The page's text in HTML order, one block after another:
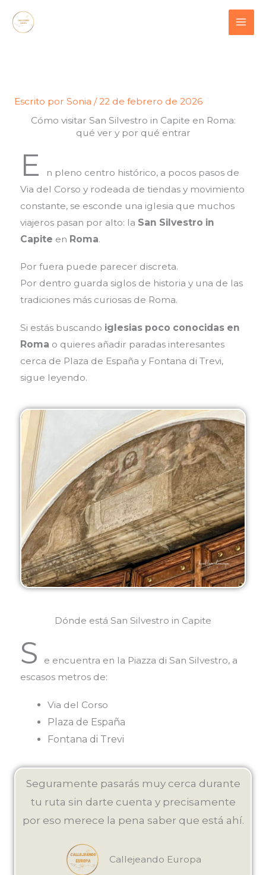
Escrito por Sonia /22 de febrero de 2026
Cómo visitar San Silvestro in Capite en Roma:
qué ver y por qué entrar
E
n pleno centro histórico, a pocos pasos de
Via del Corso y rodeada de tiendas y movimiento
constante, se esconde una iglesia que muchos
viajeros pasan por alto: la San Silvestro in
Capite en Roma.
Por fuera puede parecer discreta.
Por dentro guarda siglos de historia y una de las
tradiciones más curiosas de Roma.
Si estás buscando iglesias poco conocidas en
Roma o quieres añadir paradas interesantes
cerca de Plaza de España y Fontana di Trevi,
sigue leyendo.
Dónde está San Silvestro in Capite
S
e encuentra en la Piazza di San Silvestro, a
escasos metros de:
Via del Corso
Plaza de España
Fontana di Trevi
Seguramente pasarás muy cerca durante
tu ruta sin darte cuenta y precisamente
por eso merece la pena saber que está ahí.
Callejeando Europa